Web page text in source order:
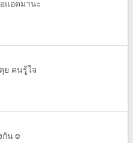
แอดมานะ
ย คนรู้ใจ
กัน☺️